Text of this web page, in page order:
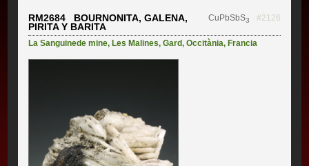
RM2684 BOURNONITA, GALENA,
PIRITA Y BARITA
CuPbSbS3 #2126
La Sanguinede mine, Les Malines,Gard,Occitània, Francia